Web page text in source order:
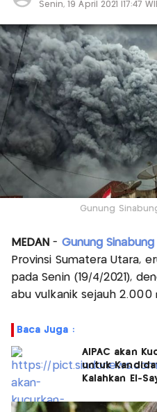
Senin, 19 April 2021 |17:47
Gunung
MEDAN - Gunung Sinabung
Provinsi Sumatera Utara,
pada Senin (19/4/2021),
abu vulkanik sejauh 2.000
Baca Juga :
AIPAC akan
untuk
Kalahkan El-